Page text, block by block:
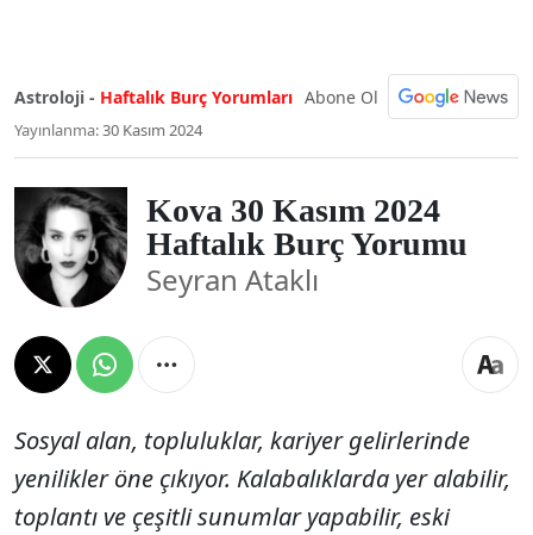
Astroloji - Haftalık Burç Yorumları Abone Ol
Yayınlanma:30 Kasım 2024
Kova 30 Kasım 2024
Haftalık Burç Yorumu
Seyran Ataklı
Sosyal alan, topluluklar, kariyer gelirlerinde
yenilikler öne çıkıyor. Kalabalıklarda yer alabilir,
toplantı ve çeşitli sunumlar yapabilir, eski